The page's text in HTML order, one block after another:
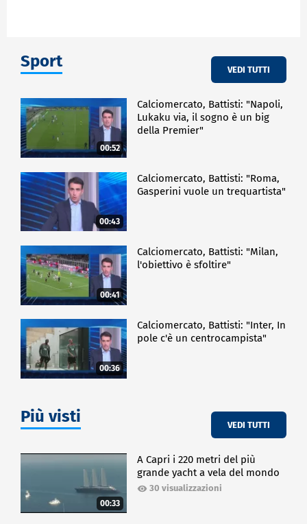
Sport VEDI TUTTI
00:52
Calciomercato, Battisti: "Napoli,
Lukaku via, il sogno è un big
della Premier"
00:43
Calciomercato, Battisti: "Roma,
Gasperini vuole un trequartista"
00:41
Calciomercato, Battisti: "Milan,
l'obiettivo è sfoltire"
00:36
Calciomercato, Battisti: "Inter, In
pole c'è un centrocampista"
Più visti VEDI TUTTI
00:33
A Capri i 220 metri del più
grande yacht a vela del mondo
30 visualizzazioni